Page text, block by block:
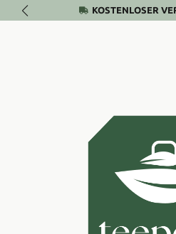
Zum Hauptinhalt springen
KOSTENLOSER